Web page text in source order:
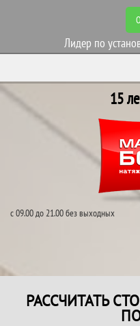
Лидер по
15
с 09.00 до 21.00 без выходных
РАССЧИТАТЬ